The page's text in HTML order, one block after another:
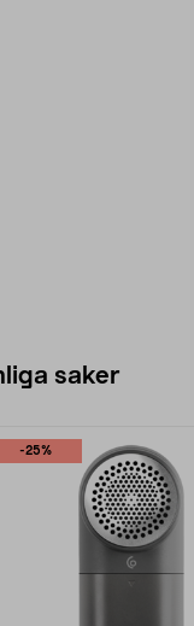
saker
-25%